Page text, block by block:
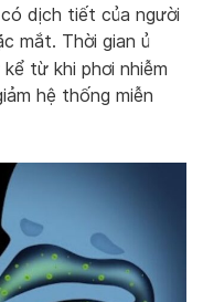
dịch tiết của người
mắt. Thời gian ủ
kể từ khi phơi nhiễm
hệ thống miễn